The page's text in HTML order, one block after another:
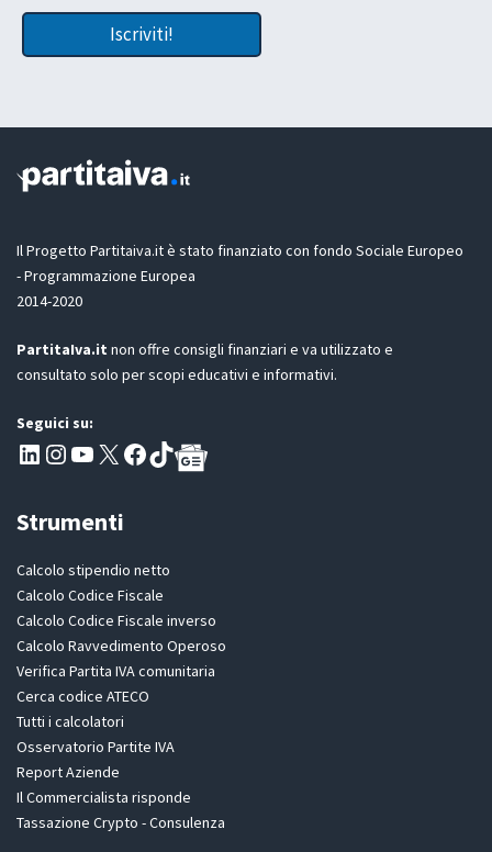
P
L
a
i
a
c
t
n
D
P
R
*
Iscriviti!
Il Progetto Partitaiva.it è stato finanziato con fondo Sociale Europeo
- Programmazione Europea
2014-2020
PartitaIva.it non offre consigli finanziari e va utilizzato e
consultato solo per scopi educativi e informativi.
Seguici su:
Pagina LinkedIn PartitaIva
Instagram
Canale YouTube Evoluzione - Partitaiva.it
X Segui PartitaIva su Facebook
TikTok
Strumenti
Calcolo stipendio netto
Calcolo Codice Fiscale
Calcolo Codice Fiscale inverso
Calcolo Ravvedimento Operoso
Verifica Partita IVA comunitaria
Cerca codice ATECO
Tutti i calcolatori
Osservatorio Partite IVA
Report Aziende
Il Commercialista risponde
Tassazione Crypto - Consulenza